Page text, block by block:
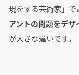
現をする芸術家」
アントの問題をデ
が大きな違いです。